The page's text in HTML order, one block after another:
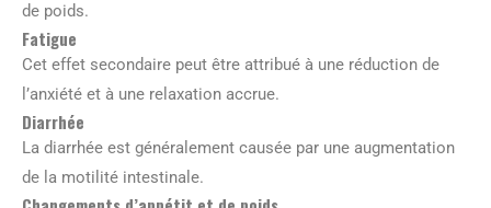
de poids.
Fatigue
Cet effet secondaire peut être attribué à une réduction de
l’anxiété et à une relaxation accrue.
Diarrhée
La diarrhée est généralement causée par une augmentation
de la motilité intestinale.